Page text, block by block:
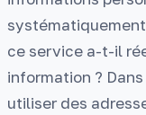
ce service a-t-il
information ?
utiliser des